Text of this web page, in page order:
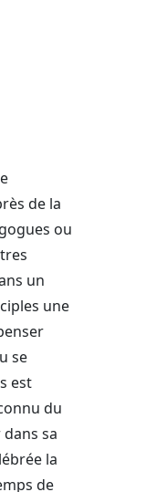
de la
ou
un
une
se
est
du
sa
la
de